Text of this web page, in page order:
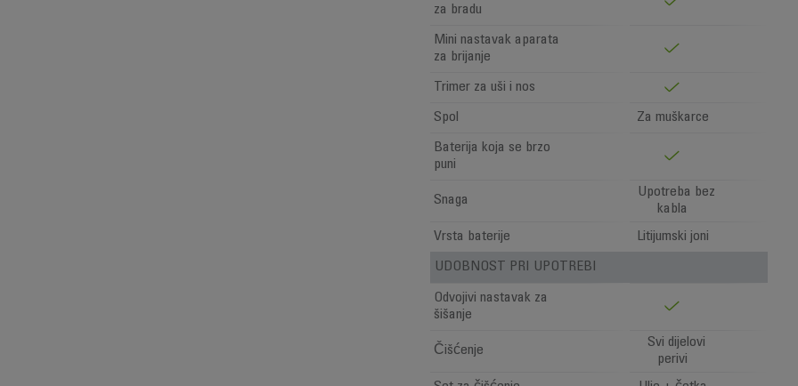
za bradu
Mini nastavak aparata
za brijanje
Trimer za uši i nos
Spol Za muškarce
Baterija koja se brzo
puni
Snaga
Upotreba bez
kabla
Vrsta baterije
Litijumski joni
UDOBNOST PRI UPOTREBI
Odvojivi nastavak za
šišanje
Čišćenje
Svi dijelovi
perivi